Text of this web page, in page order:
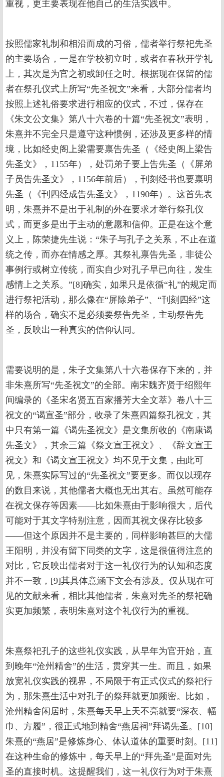
重视，更主要表现在他自己的生活实践中。
按照儒家礼制和相沿而成的习俗，儒者举行祭祀先圣
的主要场合，一是在学校初立时，或者在春秋开学礼
上，其次是为官之初或卸任之时。根据现在保留的儒
者在祭孔仪式上所写“先圣祝文”来看，大部分儒者均
按照上述礼俗要求进行相应的仪式，不过，保存在
《朱文公文集》第八十六卷的十篇“先圣祝文”表明，
朱熹并不完全只是遵守这种惯例，还涉及更多样的情
境，比如经史阁上梁需要禀告先圣（《经史阁上梁告
先圣文》，1155年），处罚弟子要上告先圣（《屏弟
子员告先圣文》，1156年前后），刊刻经书也要禀明
先圣（《刊四经成告先圣文》，1190年）。这首先表
明，朱熹并不是出于礼制的外在要求才举行祭孔仪
式，而更多是出于主动的意愿和信仰。正是在这个意
义上，陈荣捷先生说：“朱子与孔子之关系，不止在道
统之传，而亦在情感之厚。其祭礼禀告先圣，非徒公
事例行或树立传统，而实自少对孔子早已向往，发生
感情上之关系。”[8]确实，如果只是依循“礼”的规定而
进行祭祀活动，那么像在“屏除弟子”、“刊刻四经”这
样的场合，确实不是必须要祭告先圣，主动祭告先
圣，反映出一种真实的信仰认同。
需要说明的是，朱子文集第八十六卷保存下来的，并
非朱熹所写“先圣祝文”的全部。南宋魏齐贤于绍熙年
间编录的《圣宋名贤五百家播芳大全文萃》卷八十三
祝文的“谒宣圣”部分，收录了朱熹四篇祭孔祝文，其
中只有第一篇《谒先圣祝文》是文集所收的《南康谒
先圣文》，其余三篇《祭文宣王祝文》、《辞文宣王
祝文》和《谒文宣王祝文》均不见于文集，由此可
见，朱熹实际写过的“先圣祝文”要更多。而仅以现存
的数目来说，其他儒者大概也无出其右。虽然可能存
在祝文保存等因素——比如朱熹由于影响很大，后代
可能对于其文字特别注意，因而其祝文保存比较多
——但这个原因并不是主要的，同样影响甚巨的大儒
王阳明，并没有留下同类的文字，这是很值得注意的
对比，它反映出儒者对于这一礼仪行为的认知和态度
并不一致，[9]其具体意涵下文会有涉及。仅从现在可
见的文献来看，相比其他儒者，朱熹对先圣的祭祀确
实更加频繁，表明朱熹对这个礼仪行为的重视。
朱熹祭祀孔子的这些礼仪实践，从早年为官开始，直
到晚年“沧州精舍”的生活，贯穿其一生。而且，如果
放宽礼仪实践的视界，不局限于有正式仪式的祭祀行
为，那朱熹生活中对孔子的祭拜就更加频密。比如，
沧州精舍闲居时，朱熹每天早上天不亮就要“深衣、幅
巾、方履”，很正式地到精舍“燕居祠”拜谒先圣。[10]
朱熹的“燕居”是修炼身心、体认道体的重要时刻。[11]
在这种生命的修炼中，每天早上的“拜先圣”是面对先
圣的直接时机。这提醒我们，这一礼仪行为对于朱熹